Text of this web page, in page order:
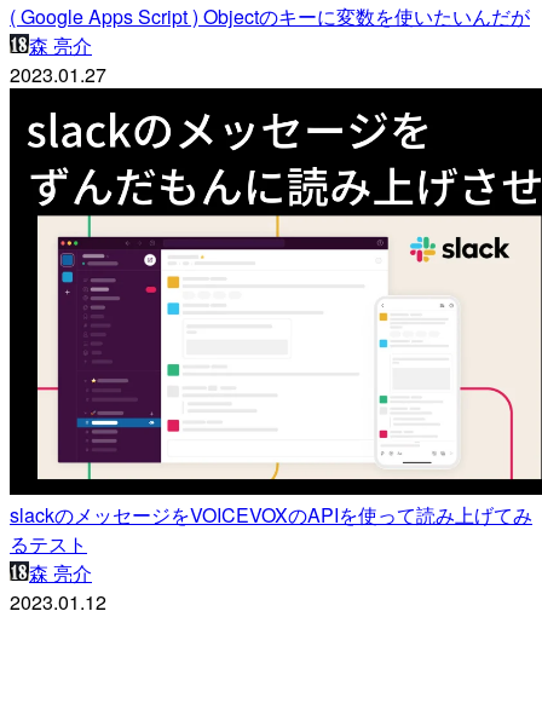
( Google Apps Script ) Objectのキーに変数を使いたいんだが
森 亮介
2023.01.27
slackのメッセージをVOICEVOXのAPIを使って読み上げてみ
るテスト
森 亮介
2023.01.12